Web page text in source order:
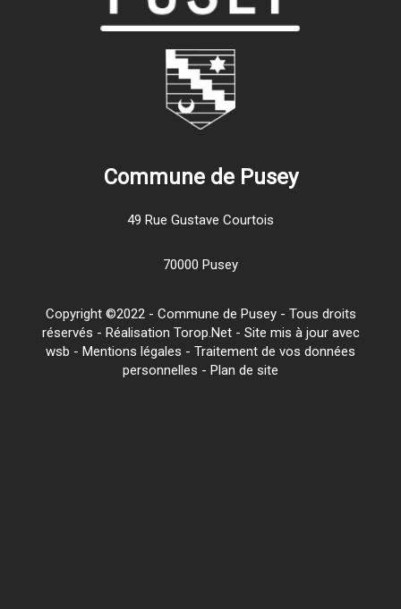
Commune de Pusey
49 Rue Gustave Courtois
70000 Pusey
Copyright ©2022 - Commune de Pusey - Tous droits
réservés - Réalisation Torop.Net - Site mis à jour avec
wsb - Mentions légales - Traitement de vos données
personnelles - Plan de site